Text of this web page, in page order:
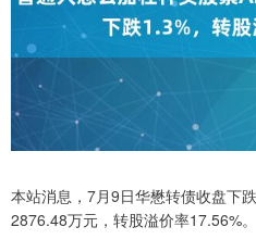
本站消息，7月9日华懋转债收盘下
2876.48万元，转股溢价率17.56%。